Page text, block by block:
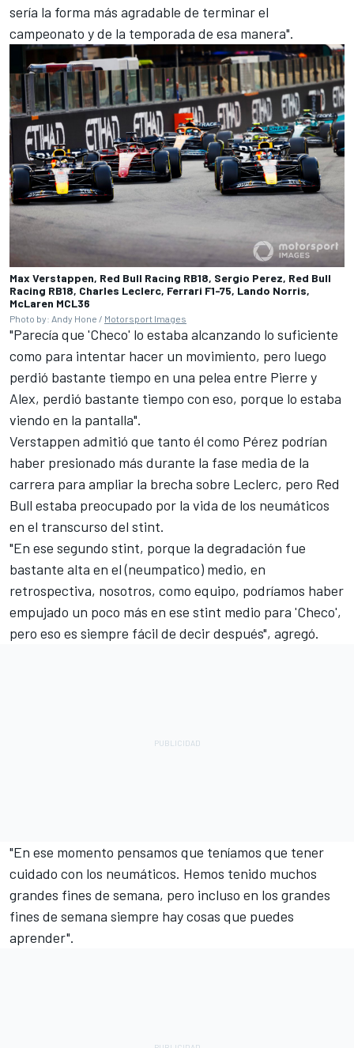
sería la forma más agradable de terminar el
campeonato y de la temporada de esa manera".
Max Verstappen, Red Bull Racing RB18, Sergio Perez, Red Bull
Racing RB18, Charles Leclerc, Ferrari F1-75, Lando Norris,
McLaren MCL36
Photo by: Andy Hone / Motorsport Images
"Parecía que 'Checo' lo estaba alcanzando lo suficiente
como para intentar hacer un movimiento, pero luego
perdió bastante tiempo en una pelea entre Pierre y
Alex, perdió bastante tiempo con eso, porque lo estaba
viendo en la pantalla".
Verstappen admitió que tanto él como Pérez podrían
haber presionado más durante la fase media de la
carrera para ampliar la brecha sobre Leclerc, pero Red
Bull estaba preocupado por la vida de los neumáticos
en el transcurso del stint.
"En ese segundo stint, porque la degradación fue
bastante alta en el (neumpatico) medio, en
retrospectiva, nosotros, como equipo, podríamos haber
empujado un poco más en ese stint medio para 'Checo',
pero eso es siempre fácil de decir después", agregó.
"En ese momento pensamos que teníamos que tener
cuidado con los neumáticos. Hemos tenido muchos
grandes fines de semana, pero incluso en los grandes
fines de semana siempre hay cosas que puedes
aprender".